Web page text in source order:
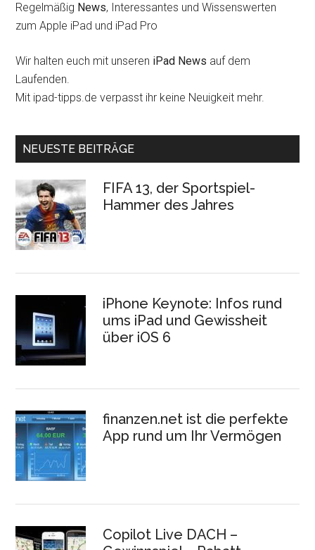
Regelmäßig News, Interessantes und Wissenswerten
zum Apple iPad und iPad Pro
Wir halten euch mit unseren iPad News auf dem
Laufenden.
Mit ipad-tipps.de verpasst ihr keine Neuigkeit mehr.
NEUESTE BEITRÄGE
FIFA 13, der Sportspiel-
Hammer des Jahres
iPhone Keynote: Infos rund
ums iPad und Gewissheit
über iOS 6
finanzen.net ist die perfekte
App rund um Ihr Vermögen
Copilot Live DACH –